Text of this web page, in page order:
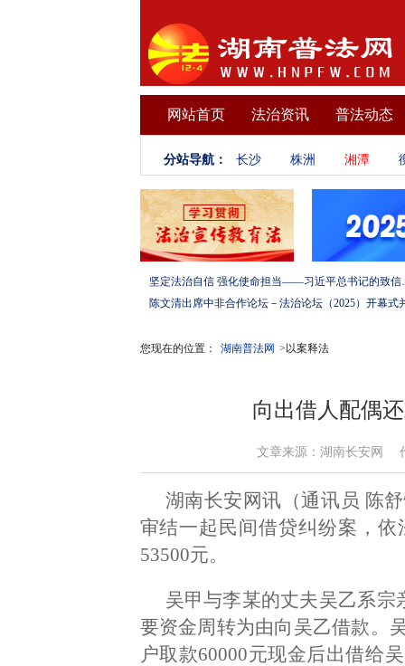
网站首页 法治资讯 普法动态
分站导航： 长沙 株洲 湘潭
坚定法治自信 强化使
您现在的位置： 湖南普法网 >以案释法
向出借人配偶
文章来源：湖南长安网
湖南长安网讯（通讯员 陈
审结一起民间借贷纠纷案，
53500元。
吴甲与李某的丈夫吴乙系宗
要资金周转为由向吴乙借款。
户取款60000元现金后出借给